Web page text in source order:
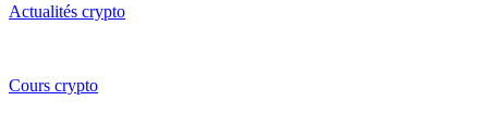
Actualités crypto
Cours crypto